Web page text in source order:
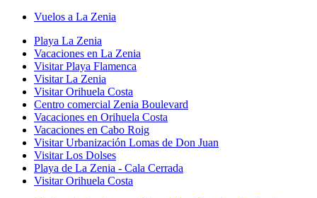
Vuelos a La Zenia
Playa La Zenia
Vacaciones en La Zenia
Visitar Playa Flamenca
Visitar La Zenia
Visitar Orihuela Costa
Centro comercial Zenia Boulevard
Vacaciones en Orihuela Costa
Vacaciones en Cabo Roig
Visitar Urbanización Lomas de Don Juan
Visitar Los Dolses
Playa de La Zenia - Cala Cerrada
Visitar Orihuela Costa